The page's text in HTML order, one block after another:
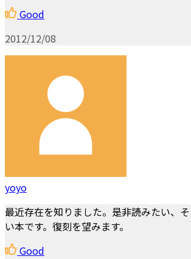
Good
2012/12/08
yoyo
最近存在を知りました。是非読みたい、
い本です。復刻を望みます。
Good